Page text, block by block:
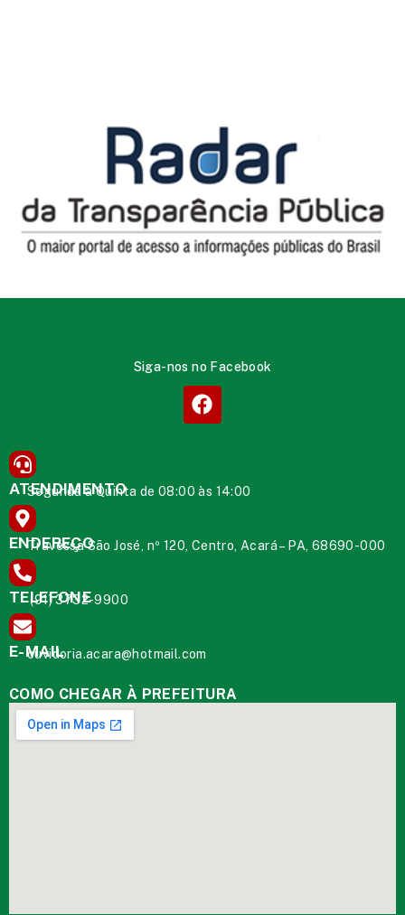
Siga-nos no Facebook
ATENDIMENTO
Segunda à Quinta de 08:00 às 14:00
ENDEREÇO
Travessa São José, nº 120, Centro, Acará – PA, 68690-000
TELEFONE
(91) 3732-9900
E-MAIL
ouvidoria.acara@hotmail.com
COMO CHEGAR À PREFEITURA